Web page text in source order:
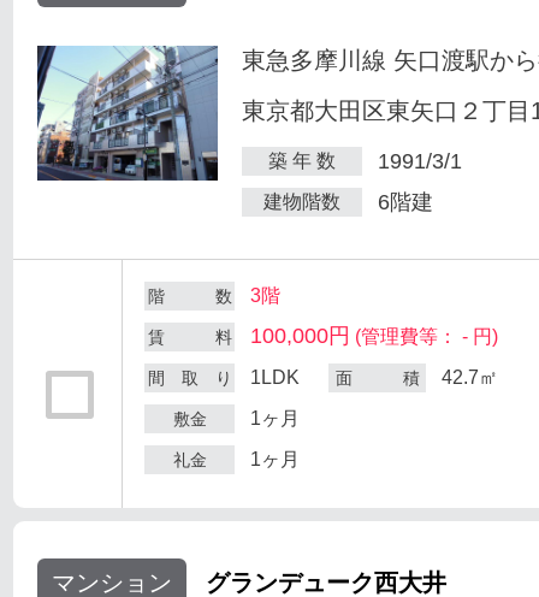
東急多摩川線 矢口渡駅か
東京都大田区東矢口２丁目
築 年 数 1991/3/1
建物階数 6階建
階 数 3階
賃 料 100,000円 (管理費等： - 円)
間 取 り 1LDK 面 積 42.7㎡
敷金 1ヶ月
礼金 1ヶ月
マンション グランデューク西大井